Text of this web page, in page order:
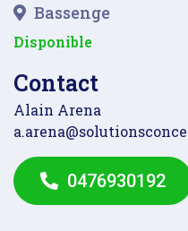
Bassenge
Disponible
Contact
Alain Arena
0476930192